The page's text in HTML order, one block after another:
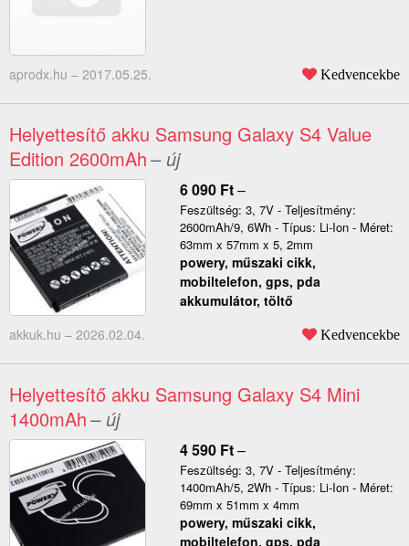
aprodx.hu – 2017.05.25. Kedvencekbe
Helyettesítő akku Samsung Galaxy S4 Value
Edition 2600mAh– új
6 090 Ft–
Feszültség: 3, 7V - Teljesítmény:
2600mAh/9, 6Wh - Típus: Li-Ion - Méret:
63mm x 57mm x 5, 2mm
powery, műszaki cikk,
mobiltelefon, gps, pda
akkumulátor, töltő
akkuk.hu – 2026.02.04. Kedvencekbe
Helyettesítő akku Samsung Galaxy S4 Mini
1400mAh– új
4 590 Ft–
Feszültség: 3, 7V - Teljesítmény:
1400mAh/5, 2Wh - Típus: Li-Ion - Méret:
69mm x 51mm x 4mm
powery, műszaki cikk,
mobiltelefon, gps, pda